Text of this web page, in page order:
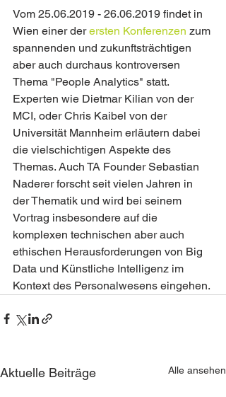
Vom 25.06.2019 - 26.06.2019 findet in
Wien einer der ersten Konferenzen zum
spannenden und zukunftsträchtigen
aber auch durchaus kontroversen
Thema "People Analytics" statt.
Experten wie Dietmar Kilian von der
MCI, oder Chris Kaibel von der
Universität Mannheim erläutern dabei
die vielschichtigen Aspekte des
Themas. Auch TA Founder Sebastian
Naderer forscht seit vielen Jahren in
der Thematik und wird bei seinem
Vortrag insbesondere auf die
komplexen technischen aber auch
ethischen Herausforderungen von Big
Data und Künstliche Intelligenz im
Kontext des Personalwesens eingehen.
Aktuelle Beiträge Alle ansehen